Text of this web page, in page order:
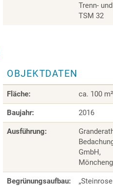
Trenn-
TSM 32
OBJEKTDATEN
Fläche: ca. 100 m²
Baujahr: 2016
Ausführung:
GmbH,
Begrünungsaufbau: